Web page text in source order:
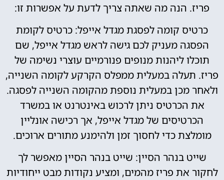
פריז. הנה מה שאתה צריך לדעת על אפשרות זו:
כרטיס קומה לפסגת מגדל אייפל: כרטיס לקומת
הפסגה מעניק לכם גישה לראש מגדל אייפל, שם
תוכלו ליהנות מנופים פנורמיים עוצרי נשימה של
פריז. תעלה במעלית ממפלס הקרקע לקומה השנייה,
ולאחר מכן במעלית נוספת מהקומה השנייה לפסגה.
את הכרטיס ניתן לרכוש באינטרנט או במשרד
הכרטיסים של מגדל אייפל, אך רכישה אונליין
מומלצת כדי לחסוך זמן ולהימנע מתורים ארוכים.
שייט בנהר הסיין: שייט בנהר הסיין מאפשר לך
לחקור את פריז מהמים, ומציע נקודות מבט ייחודיות